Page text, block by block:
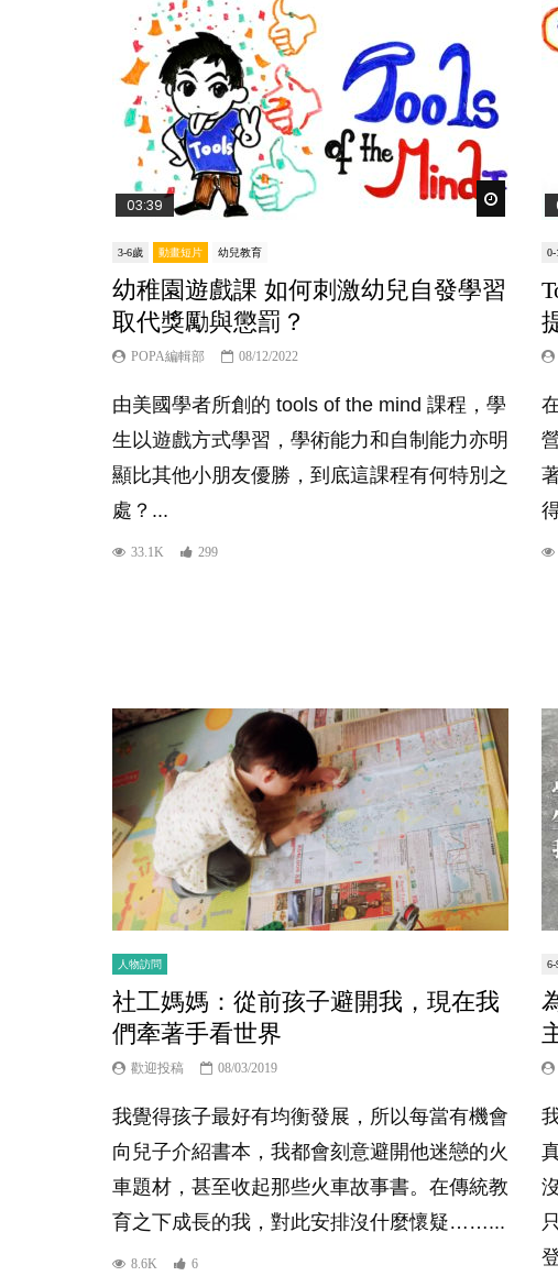
Watch
03:39
3-6歲 動畫短片 幼兒教育
幼稚園遊戲課 如何刺激幼兒自發學習
取代獎勵與懲罰？
POPA編輯部 08/12/2022
由美國學者所創的 tools of the mind 課程，學
生以遊戲方式學習，學術能力和自制能力亦明
顯比其他小朋友優勝，到底這課程有何特別之
處？...
33.1K 299
0-
人物訪問
社工媽媽：從前孩子避開我，現在我
們牽著手看世界
歡迎投稿 08/03/2019
我覺得孩子最好有均衡發展，所以每當有機會
向兒子介紹書本，我都會刻意避開他迷戀的火
車題材，甚至收起那些火車故事書。在傳統教
育之下成長的我，對此安排沒什麼懷疑……...
8.6K 6
6-